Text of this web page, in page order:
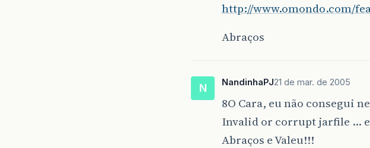
http://www.omondo.com/
Abraços
N NandinhaPJ21 de mar. de 2005
8O Cara, eu não consegui
Invalid or corrupt jarfile … e
Abraços e Valeu!!!